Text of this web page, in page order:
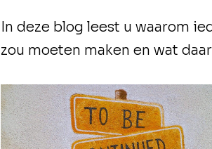
In deze blog leest u waarom
zou moeten maken en wat